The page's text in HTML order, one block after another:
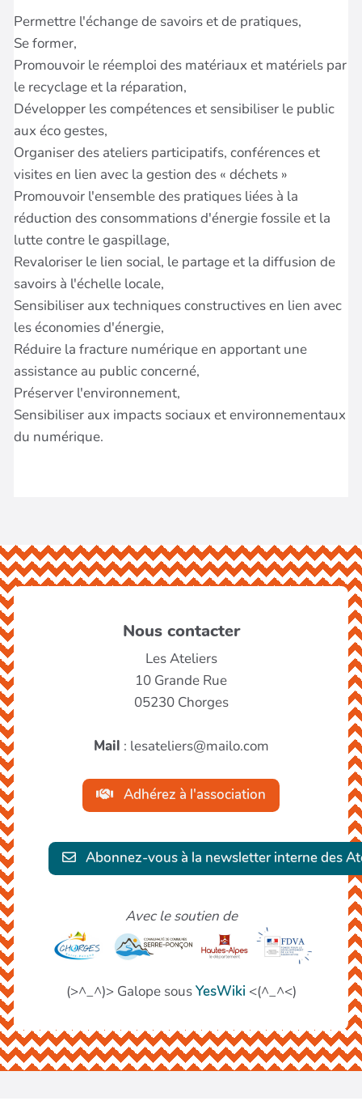
Nous contacter
Les Ateliers
10 Grande Rue
05230 Chorges
Mail : lesateliers@mailo.com
Adhérez à l'association
Abonnez-vous à la newsletter interne des
Avec le soutien de
(>^_^)> Galope sousYesWiki <(^_^<)